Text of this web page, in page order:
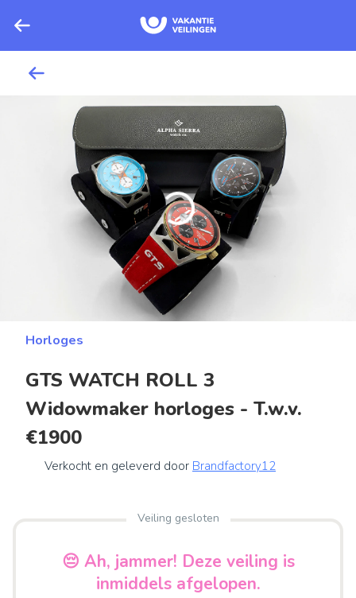
Horloges
GTS WATCH ROLL 3
Widowmaker horloges - T.w.v.
€1900
Verkocht en geleverd door Brandfactory12
Veiling gesloten
😔 Ah, jammer! Deze veiling is
inmiddels afgelopen.